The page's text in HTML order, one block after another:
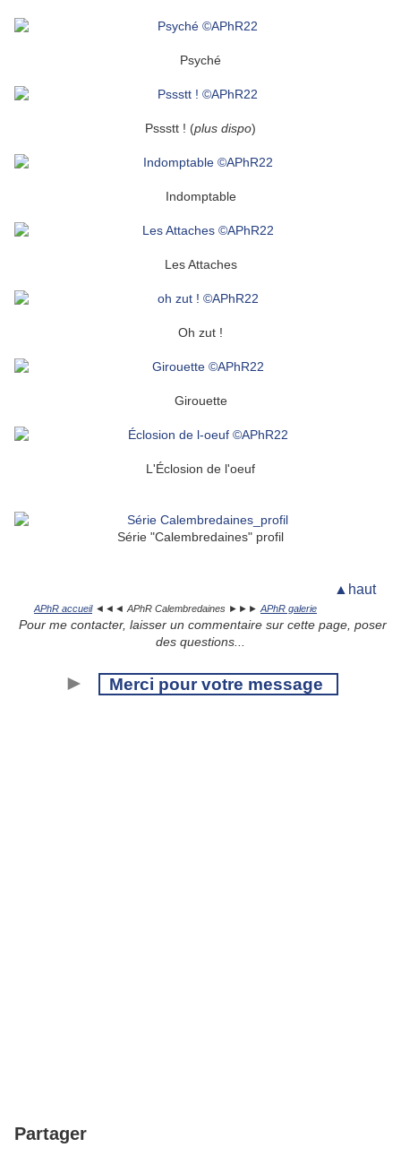
Psyché
Pssstt ! (plus dispo)
Indomptable
Les Attaches
Oh zut !
Girouette
L'Éclosion de l'oeuf
Série "Calembredaines" profil
▲haut
APhR accueil◄◄◄ APhR Calembredaines ►►► APhR galerie
Pour me contacter, laisser un commentaire sur cette page, poser
des questions...
► Merci pour votre message
Partager